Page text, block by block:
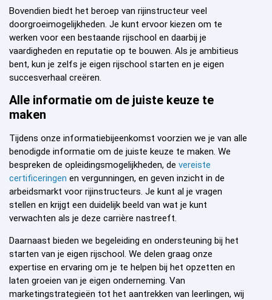
Bovendien biedt het beroep van rijinstructeur veel
doorgroeimogelijkheden. Je kunt ervoor kiezen om te
werken voor een bestaande rijschool en daarbij je
vaardigheden en reputatie op te bouwen. Als je ambitieus
bent, kun je zelfs je eigen rijschool starten en je eigen
succesverhaal creëren.
Alle informatie om de juiste keuze te
maken
Tijdens onze informatiebijeenkomst voorzien we je van alle
benodigde informatie om de juiste keuze te maken. We
bespreken de opleidingsmogelijkheden, de vereiste
certificeringen en vergunningen, en geven inzicht in de
arbeidsmarkt voor rijinstructeurs. Je kunt al je vragen
stellen en krijgt een duidelijk beeld van wat je kunt
verwachten als je deze carrière nastreeft.
Daarnaast bieden we begeleiding en ondersteuning bij het
starten van je eigen rijschool. We delen graag onze
expertise en ervaring om je te helpen bij het opzetten en
laten groeien van je eigen onderneming. Van
marketingstrategieën tot het aantrekken van leerlingen, wij